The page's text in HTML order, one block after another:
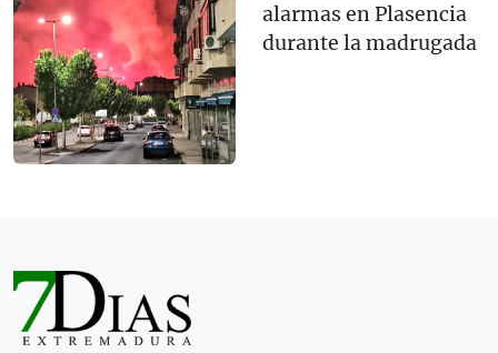
alarmas en Plasencia
durante la madrugada